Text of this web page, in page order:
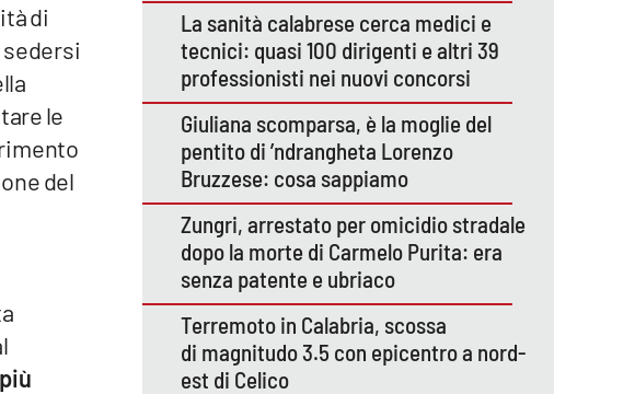
di
le
del
La sanità calabrese cerca medici e
tecnici: quasi 100 dirigenti e altri 39
professionisti nei nuovi concorsi
Giuliana scomparsa, è la moglie del
pentito di ’ndrangheta Lorenzo
Bruzzese: cosa sappiamo
Zungri, arrestato per omicidio stradale
dopo la morte di Carmelo Purita: era
senza patente e ubriaco
Terremoto in Calabria, scossa
di magnitudo 3.5 con epicentro a nord-
est di Celico